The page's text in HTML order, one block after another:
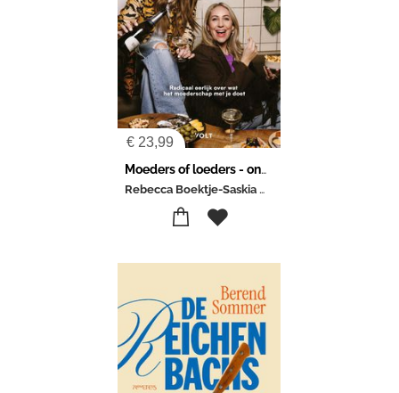
€ 23,99
Moeders of loeders - ongefilterd
Rebecca Boektje-Saskia Weerstand